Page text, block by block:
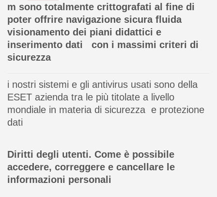
m sono totalmente crittografati al fine di
poter offrire navigazione sicura fluida
visionamento dei piani didattici e
inserimento dati con i massimi criteri di
sicurezza
i nostri sistemi e gli antivirus usati sono della
ESET azienda tra le più titolate a livello
mondiale in materia di sicurezza e protezione
dati
Diritti degli utenti. Come è possibile
accedere, correggere e cancellare le
informazioni personali